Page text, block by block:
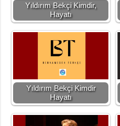
Yıldırım Bekçi Kimdir,
Hayatı
Yıldırım Bekçi Kimdir
Hayatı